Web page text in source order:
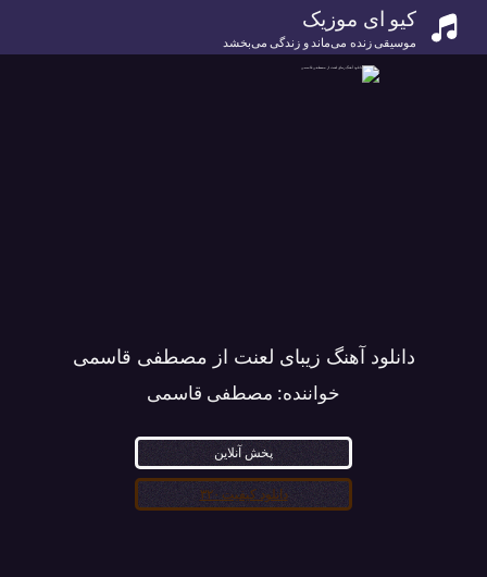
کیو ای موزیک
موسیقی زنده می‌ماند و زندگی می‌بخشد
دانلود آهنگ زیبای لعنت از مصطفی قاسمی
خواننده: مصطفی قاسمی
پخش آنلاین
دانلود کیفیت ۳۲۰